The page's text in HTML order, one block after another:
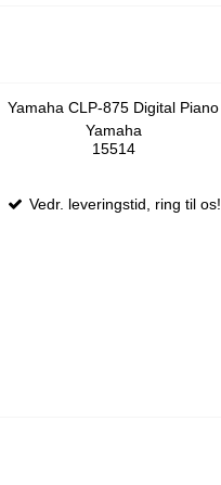
Yamaha CLP-875 Digital Piano
Yamaha
15514
Vedr. leveringstid, ring til os!